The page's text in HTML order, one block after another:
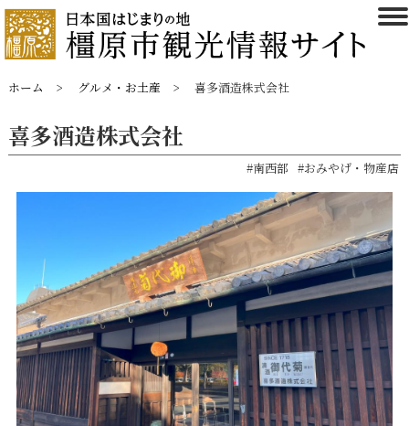
ホーム グルメ・お土産 喜多酒造株式会社
喜多酒造株式会社
#南西部 #おみやげ・物産店